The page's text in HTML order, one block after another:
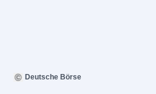
Deutsche Börse